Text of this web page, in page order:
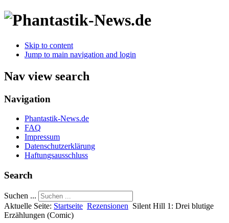
Skip to content
Jump to main navigation and login
Nav view search
Navigation
Phantastik-News.de
FAQ
Impressum
Datenschutzerklärung
Haftungsausschluss
Search
Suchen ...
Aktuelle Seite: Startseite Rezensionen Silent Hill 1: Drei blutige
Erzählungen (Comic)